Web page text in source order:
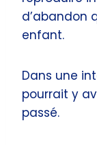
d’abandon
enfant.
Dans une
pourrait y
passé.